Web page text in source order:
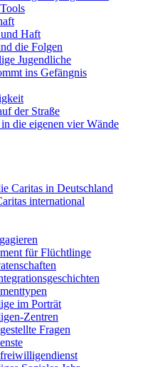
Haft
die Folgen
Jugendliche
ins Gefängnis
der Straße
die eigenen vier Wände
Caritas in Deutschland
international
für Flüchtlinge
im Porträt
Zentren
Fragen